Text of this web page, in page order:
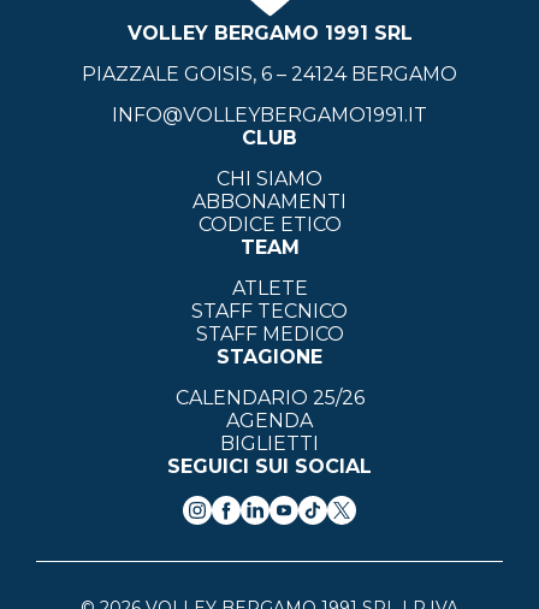
VOLLEY BERGAMO 1991 SRL
PIAZZALE GOISIS, 6 – 24124 BERGAMO
INFO@VOLLEYBERGAMO1991.IT
CLUB
CHI SIAMO
ABBONAMENTI
CODICE ETICO
TEAM
ATLETE
STAFF TECNICO
STAFF MEDICO
STAGIONE
CALENDARIO 25/26
AGENDA
BIGLIETTI
SEGUICI SUI SOCIAL